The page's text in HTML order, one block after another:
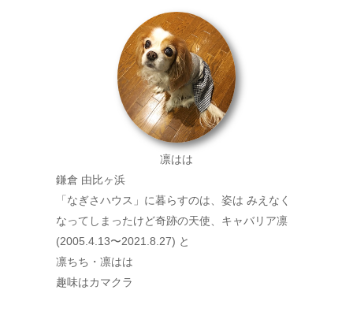
凛はは
鎌倉 由比ヶ浜
「なぎさハウス」に暮らすのは、姿は みえなく
なってしまったけど奇跡の天使、キャバリア凛
(2005.4.13〜2021.8.27) と
凛ちち・凛はは
趣味はカマクラ